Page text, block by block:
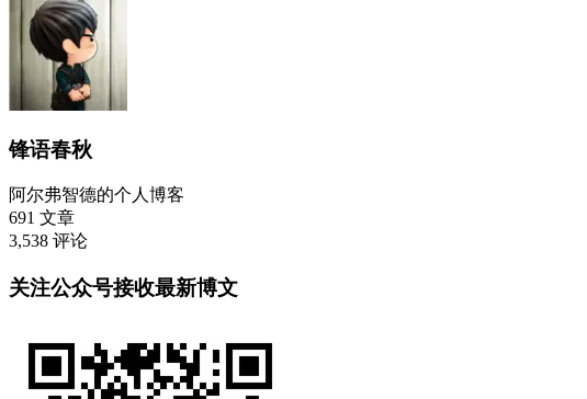
锋语春秋
阿尔弗智德的个人博客
691 文章
3,538 评论
关注公众号接收最新博文